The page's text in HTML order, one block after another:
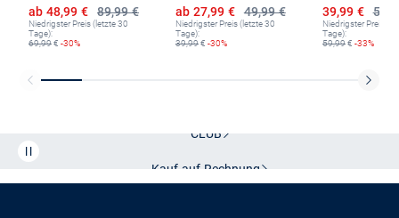
89,99 €
Ermäßigter Preis
ab 48,99 €
Niedrigster Preis (letzte 30
Tage):
69,99€ -30%
49,99 €
Ermäßigter Preis
ab 27,99 €
Niedrigster Preis (letzte 30
Tage):
39,99€ -30%
Ermäßigter
39,99 €
Niedrigster Preis
Tage):
59,99€ -33%
Kostenlose Lieferung und Retoure mit unserem Friends
CLUB